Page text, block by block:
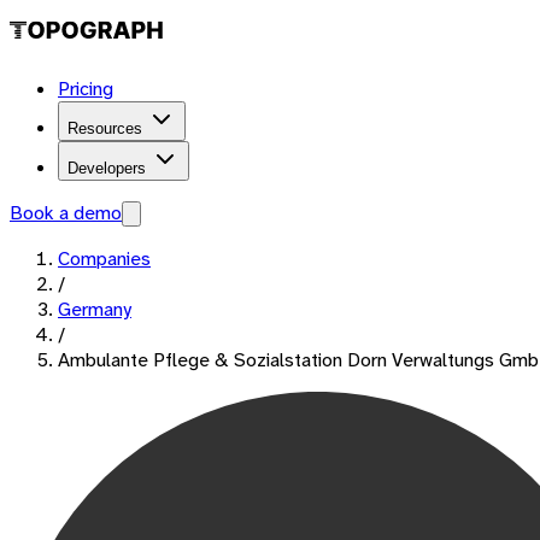
Pricing
Resources
Developers
Book a demo
Companies
/
Germany
/
Ambulante Pflege & Sozialstation Dorn Verwaltungs